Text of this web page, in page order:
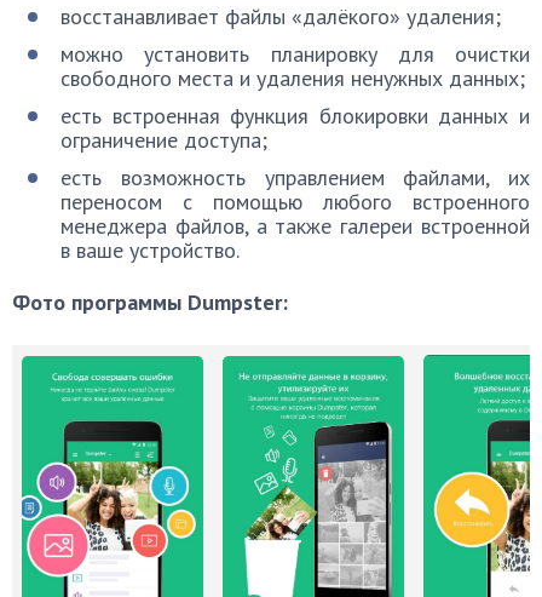
восстанавливает файлы «далёкого» удаления;
можно установить планировку для очистки
свободного места и удаления ненужных данных;
есть встроенная функция блокировки данных и
ограничение доступа;
есть возможность управлением файлами, их
переносом с помощью любого встроенного
менеджера файлов, а также галереи встроенной
в ваше устройство.
Фото программы Dumpster: